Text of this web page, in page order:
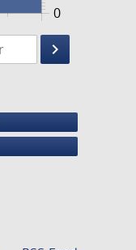
0
1753
keyboard_arrow_right
Suche